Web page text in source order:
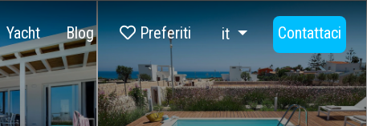
Yacht Blog Preferiti it Contattaci